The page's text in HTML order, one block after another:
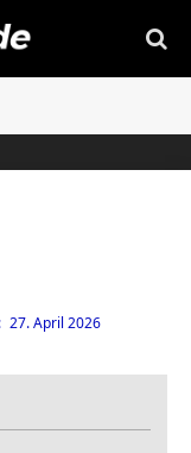
27. April 2026